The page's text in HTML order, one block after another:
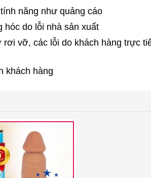
năng như quảng cáo
hóc do lỗi nhà sản xuất
vỡ, các lỗi do khách hàng trực
khách hàng